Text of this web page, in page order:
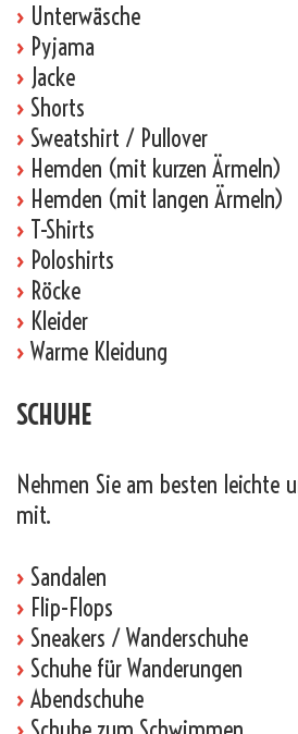
› Unterwäsche
› Pyjama
› Jacke
› Shorts
› Sweatshirt / Pullover
› Hemden (mit kurzen Ärmeln)
› Hemden (mit langen Ärmeln)
› T-Shirts
› Poloshirts
› Röcke
› Kleider
› Warme Kleidung
SCHUHE
Nehmen Sie am besten leichte
mit.
› Sandalen
› Flip-Flops
› Sneakers / Wanderschuhe
› Schuhe für Wanderungen
› Abendschuhe